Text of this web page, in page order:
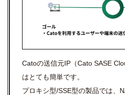
Catoの送信元IP（Cato SASE
はとても簡単です。
プロキシ型/SSE型の製品では、